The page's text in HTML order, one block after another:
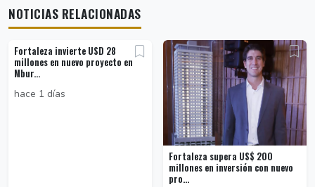
NOTICIAS RELACIONADAS
Fortaleza invierte USD 28
millones en nuevo proyecto en
Mbur...
hace 1 días
Fortaleza supera US$ 200
millones en inversión con nuevo
pro...